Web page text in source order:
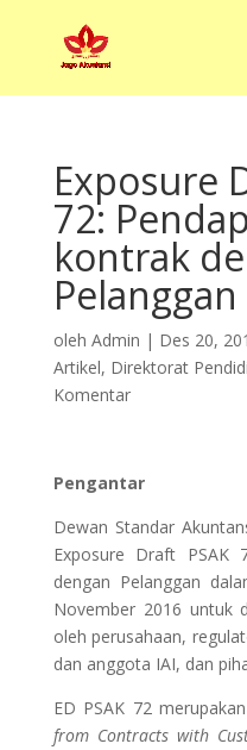
Exposure
72:
kontrak
Pelanggan
oleh Admin | Des 20,
Artikel, Direktorat
Komentar
Pengantar
Dewan Standar
Exposure Draft PSAK
dengan Pelanggan
November 2016 untuk
oleh perusahaan,
dan anggota IAI, dan
ED PSAK 72
from Contracts with